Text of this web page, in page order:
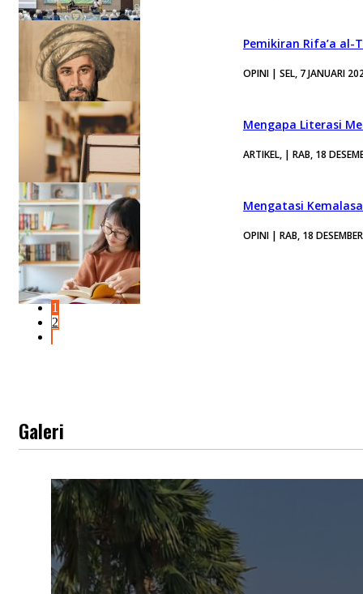
Pemikiran Rifa’a
OPINI | SEL, 7 JANUARI
Mengapa Literasi
ARTIKEL, | RAB, 18
Mengatasi
OPINI | RAB, 18
1
2
Galeri